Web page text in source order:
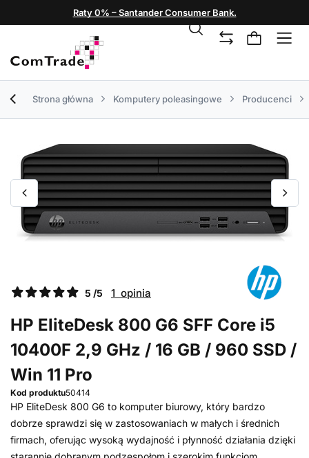
Raty 0% – Santander Consumer Bank.
Strona główna Komputery poleasingowe Producenci
5 /5 1 opinia
HP EliteDesk 800 G6 SFF Core i5
10400F 2,9 GHz / 16 GB / 960 SSD /
Win 11 Pro
Kod produktu50414
HP EliteDesk 800 G6 to komputer biurowy, który bardzo
dobrze sprawdzi się w zastosowaniach w małych i średnich
firmach, oferując wysoką wydajność i płynność działania dzięki